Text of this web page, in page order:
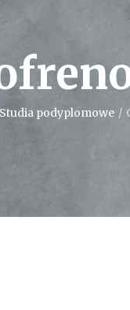
Studia podyplomowe /